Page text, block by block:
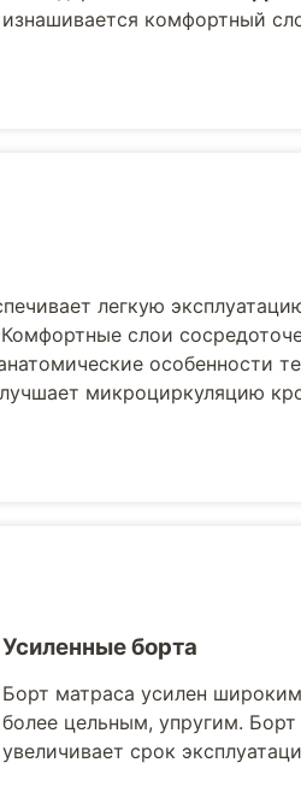
изнашивается комфортный
легкую
слои
особенности
микроциркуляцию
Усиленные борта
Борт матраса усилен
более цельным, упругим.
увеличивает срок